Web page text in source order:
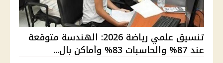
تنسيق علمي رياضة 2026: الهندسة متوقعة
عند 87% والحاسبات 83% وأماكن بال...